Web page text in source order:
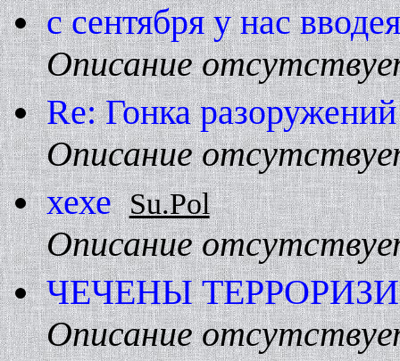
с сентября у нас
Описание
Re: Гонка
Описание
хехе Su.Pol
Описание
ЧЕЧЕHЫ
Описание